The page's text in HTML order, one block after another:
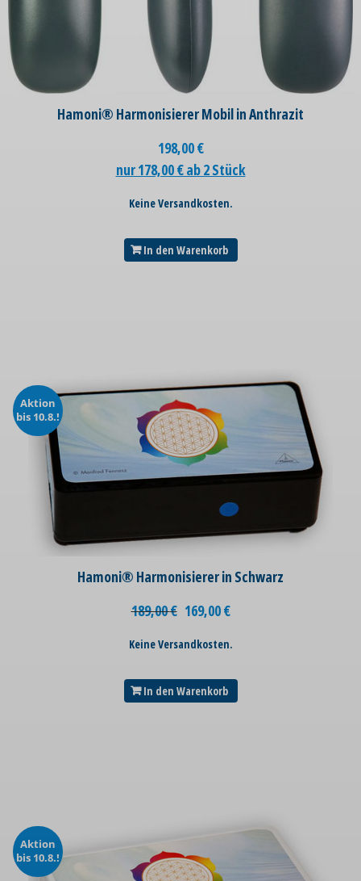
Hamoni® Harmonisierer Mobil in Anthrazit
198,00€
nur 178,00 € ab 2 Stück
Keine Versandkosten.
In den Warenkorb
Aktion
bis 10.8.!
Hamoni® Harmonisierer in Schwarz
189,00€ 169,00€
Keine Versandkosten.
In den Warenkorb
Aktion
bis 10.8.!